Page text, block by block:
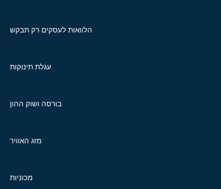
הלוואות לעסקים רק תבקש
עגלת תינוקות
בורסה ושוק ההון
מזג האוויר
מכוניות